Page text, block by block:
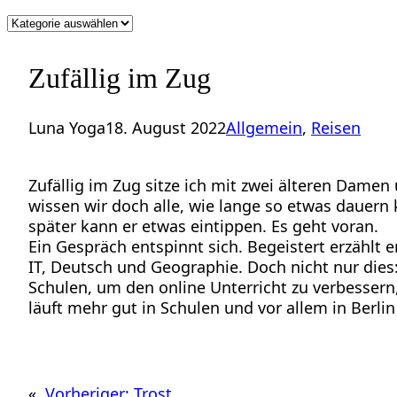
Kategorien
Zufällig im Zug
Luna Yoga18. August 2022Allgemein, Reisen
Zufällig im Zug sitze ich mit zwei älteren
wissen wir doch alle, wie lange so etwas
später kann er etwas eintippen. Es geht voran.
Ein Gespräch entspinnt sich. Begeistert erzählt
IT, Deutsch und Geographie. Doch nicht nur
Schulen, um den online Unterricht zu
läuft mehr gut in Schulen und vor allem in